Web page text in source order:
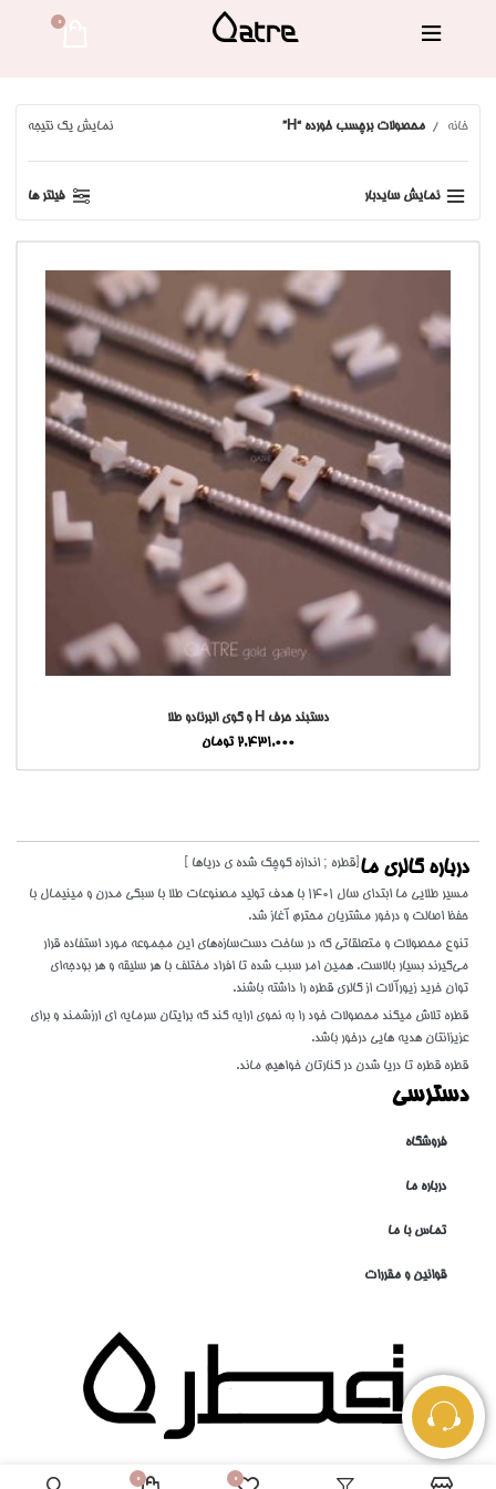
0
خانه محصولات برچسب خورده “H” نمایش یک نتیجه
نمایش سایدبار فیلتر ها
دستبند حرف H و گوی البرنادو طلا
2,431,000 تومان
درباره گالری ما [قطره ; اندازه کوچک شده ی دریاها ]
مسیر طلایی ما ابتدای سال 1401 با هدف تولید مصنوعات طلا با سبکی مدرن و مینیمال با
حفظ اصالت و درخور مشتریان محترم آغاز شد.
تنوع محصولات و متعلقاتی که در ساخت دست‌سازه‌های این مجموعه مورد استفاده قرار
می‌گیرند بسیار بالاست. همین امر سبب شده تا افراد مختلف با هر سلیقه و هر بودجه‌ای
توان خرید زیورآلات از گالری قطره را داشته باشند.
قطره تلاش میکند محصولات خود را به نحوی ارایه کند که برایتان سرمایه ای ارزشمند و برای
عزیزانتان هدیه هایی درخور باشد.
قطره قطره تا دریا شدن در کنارتان خواهیم ماند.
دسترسی
فروشگاه
درباره ما
تماس با ما
قوانین و مقررات
0
0